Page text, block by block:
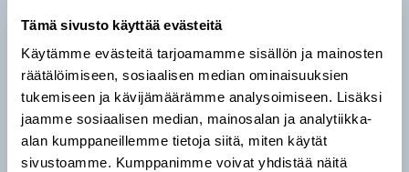
Tämä sivusto käyttää evästeitä
Käytämme evästeitä tarjoamamme sisällön ja mainosten
räätälöimiseen, sosiaalisen median ominaisuuksien
tukemiseen ja kävijämäärämme analysoimiseen. Lisäksi
jaamme sosiaalisen median, mainosalan ja analytiikka-
alan kumppaneillemme tietoja siitä, miten käytät
sivustoamme. Kumppanimme voivat yhdistää näitä
Tiesitkö?Kettu merkitsee itseään
kiinnostavat asiat virtsaamalla tai ulostamalla
niiden päälle.
Kuva: Iikka Meriala / Vastavalo